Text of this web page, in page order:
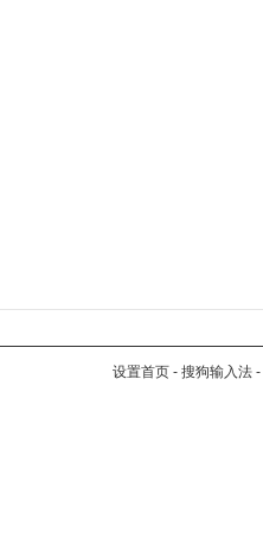
设置首页 - 搜狗输入法 -